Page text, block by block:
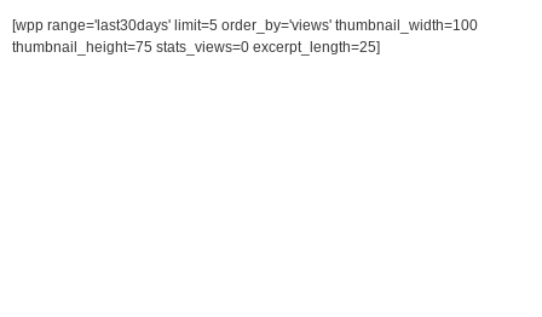
[wpp range='last30days' limit=5 order_by='views' thumbnail_width=100
thumbnail_height=75 stats_views=0 excerpt_length=25]